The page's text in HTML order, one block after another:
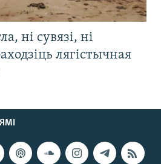
ні сувязі, ні
лягістычная